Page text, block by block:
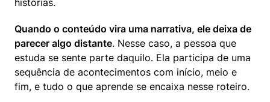
Quando o conteúdo vira uma narrativa, ele deixa de
parecer algo distante. Nesse caso, a pessoa que
estuda se sente parte daquilo. Ela participa de uma
sequência de acontecimentos com início, meio e
fim, e tudo o que aprende se encaixa nesse roteiro.